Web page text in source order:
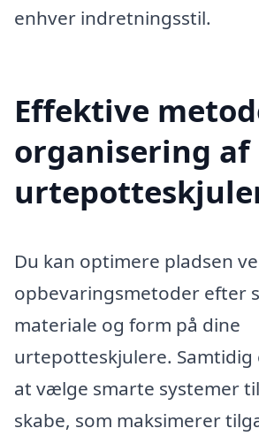
enhver indretningsstil.
Effektive
organisering af
Du kan optimere pladsen
opbevaringsmetoder efter
materiale og form på dine
urtepotteskjulere.
at vælge smarte systemer
skabe, som maksimerer